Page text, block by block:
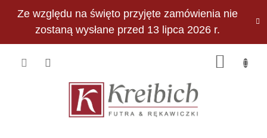
Ze względu na święto przyjęte zamówienia nie
zostaną wysłane przed 13 lipca 2026 r.
PLN